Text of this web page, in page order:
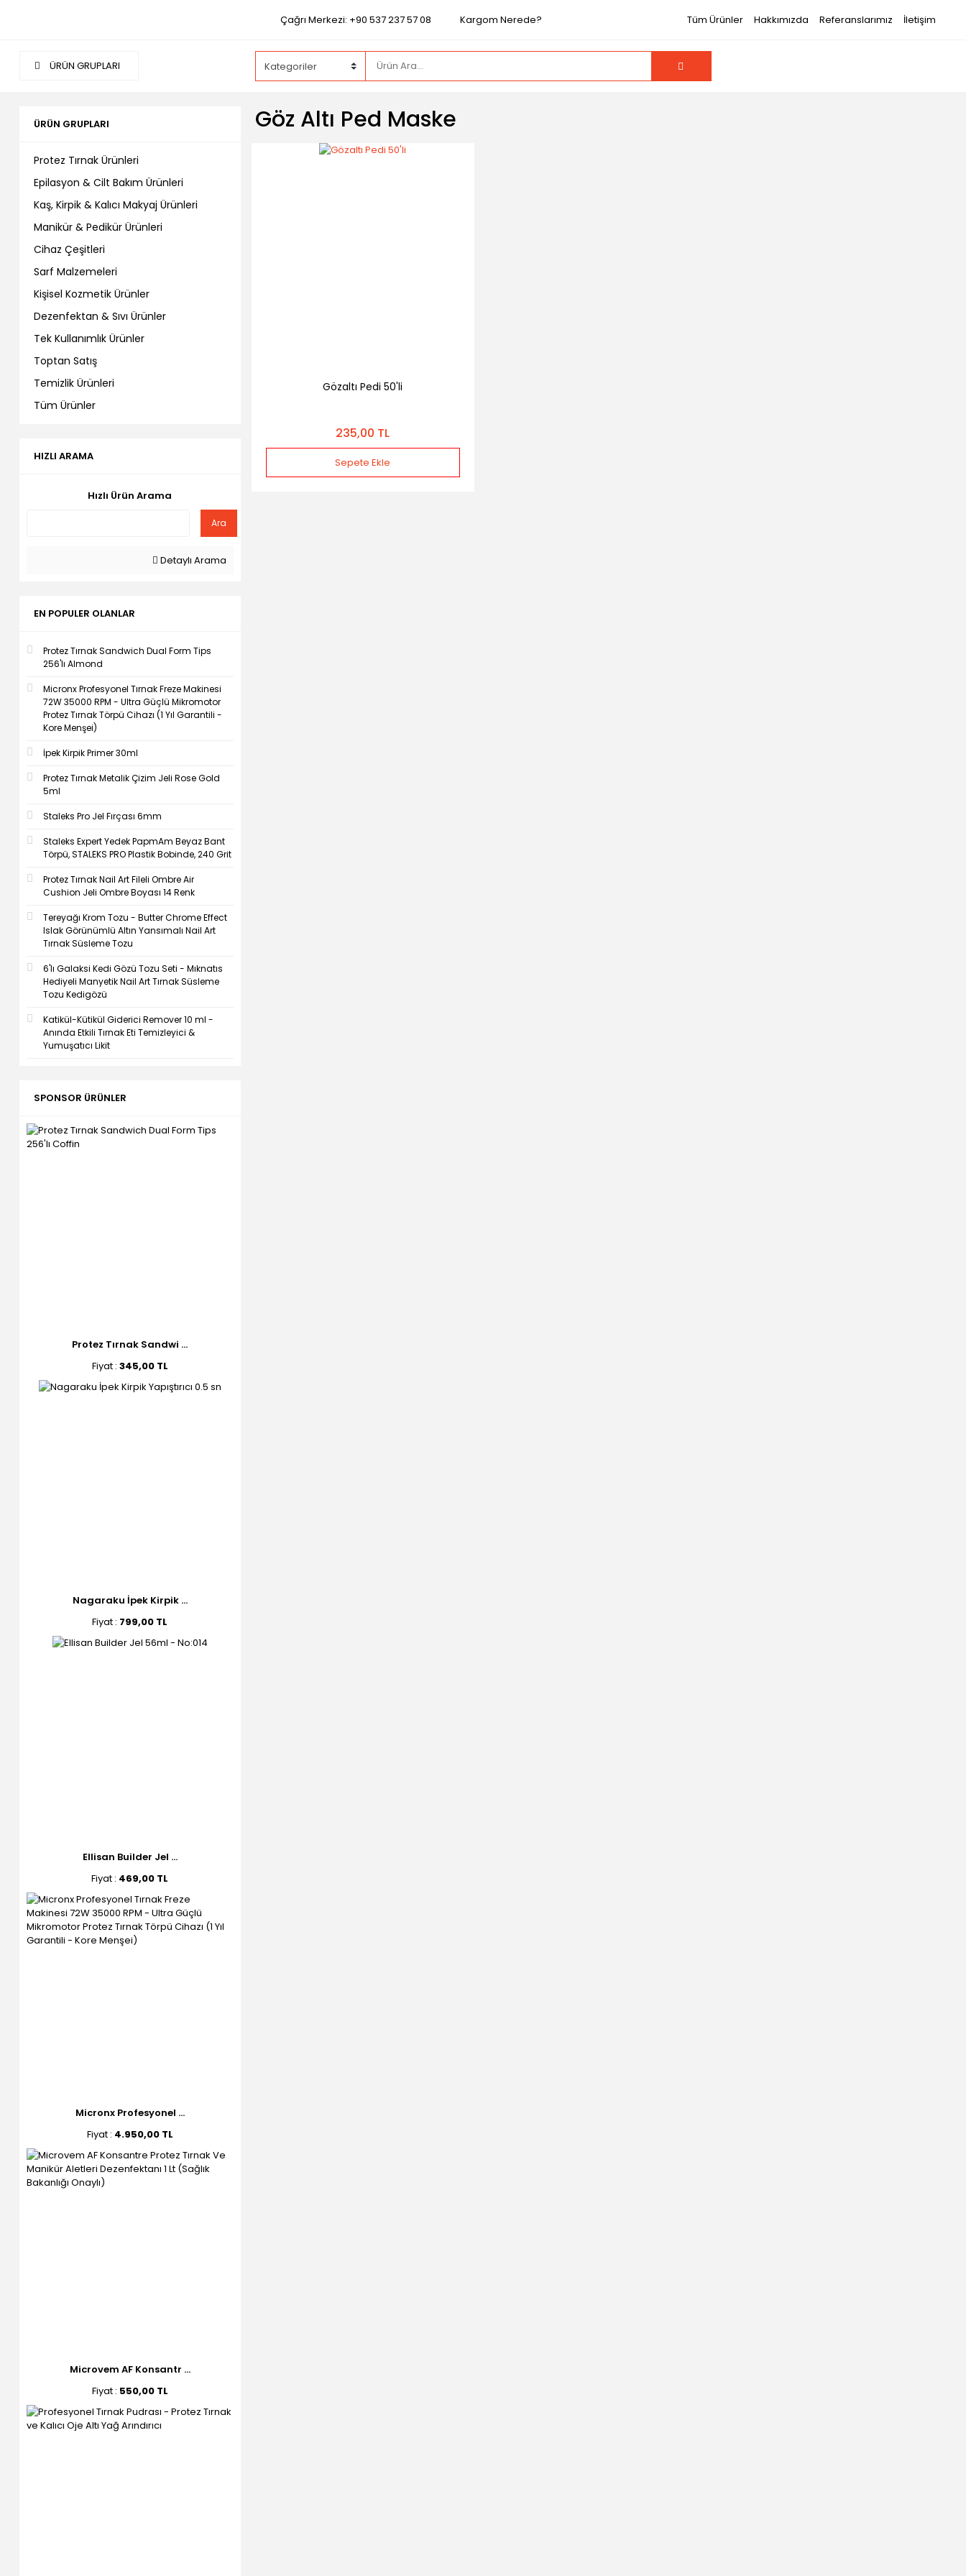
Çağrı Merkezi: +90 537 237 57 08 Kargom Nerede? Tüm Ürünler Hakkımızda Referanslarımız İletişim
ÜRÜN GRUPLARI
ÜRÜN GRUPLARI
Protez Tırnak Ürünleri
Epilasyon & Cilt Bakım Ürünleri
Kaş, Kirpik & Kalıcı Makyaj Ürünleri
Manikür & Pedikür Ürünleri
Cihaz Çeşitleri
Sarf Malzemeleri
Kişisel Kozmetik Ürünler
Dezenfektan & Sıvı Ürünler
Tek Kullanımlık Ürünler
Toptan Satış
Temizlik Ürünleri
Tüm Ürünler
HIZLI ARAMA
Hızlı Ürün Arama
Ara
Detaylı Arama
EN POPULER OLANLAR
Protez Tırnak Sandwich Dual Form Tips
256'lı Almond
Micronx Profesyonel Tırnak Freze Makinesi
72W 35000 RPM - Ultra Güçlü Mikromotor
Protez Tırnak Törpü Cihazı (1 Yıl Garantili -
Kore Menşei)
İpek Kirpik Primer 30ml
Protez Tırnak Metalik Çizim Jeli Rose Gold
5ml
Staleks Pro Jel Fırçası 6mm
Staleks Expert Yedek PapmAm Beyaz Bant
Törpü, STALEKS PRO Plastik Bobinde, 240 Grit
Protez Tırnak Nail Art Fileli Ombre Air
Cushion Jeli Ombre Boyası 14 Renk
Tereyağı Krom Tozu - Butter Chrome Effect
Islak Görünümlü Altın Yansımalı Nail Art
Tırnak Süsleme Tozu
6'lı Galaksi Kedi Gözü Tozu Seti - Mıknatıs
Hediyeli Manyetik Nail Art Tırnak Süsleme
Tozu Kedigözü
Katikül-Kütikül Giderici Remover 10 ml -
Anında Etkili Tırnak Eti Temizleyici &
Yumuşatıcı Likit
SPONSOR ÜRÜNLER
Protez Tırnak Sandwi ...
Fiyat : 345,00 TL
Nagaraku İpek Kirpik ...
Fiyat : 799,00 TL
Ellisan Builder Jel ...
Fiyat : 469,00 TL
Micronx Profesyonel ...
Fiyat : 4.950,00 TL
Microvem AF Konsantr ...
Fiyat : 550,00 TL
Göz Altı Ped Maske
Gözaltı Pedi 50'li
235,00 TL
Sepete Ekle